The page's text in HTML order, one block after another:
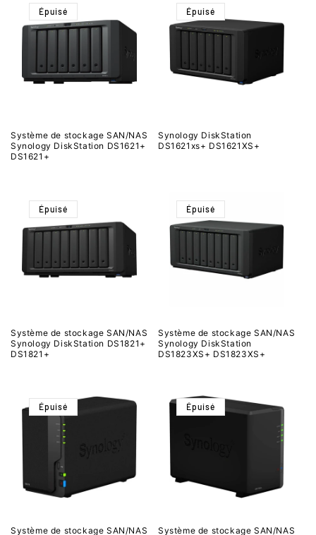
Épuisé
Système de stockage SAN/NAS
Synology DiskStation DS1621+
DS1621+
Épuisé
Synology DiskStation
DS1621xs+ DS1621XS+
Épuisé
Système de stockage SAN/NAS
Synology DiskStation DS1821+
DS1821+
Épuisé
Système de stockage SAN/NAS
Synology DiskStation
DS1823XS+ DS1823XS+
Épuisé
Système de stockage SAN/NAS
Épuisé
Système de stockage SAN/NAS